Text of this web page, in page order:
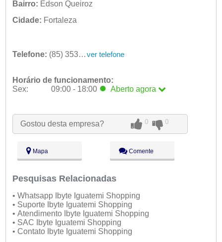
Bairro: Edson Queiroz
Cidade: Fortaleza
Telefone: (85) 3535-7788 ver telefone
Horário de funcionamento:
Sex:
09:00 - 18:00 Aberto agora
Qua:
09:00 - 18:00
Qui:
09:00 - 18:00
Sáb:
Dom:
Fechado
Gostou desta empresa? 0 0
Mapa Comente
Pesquisas Relacionadas
• Whatsapp Ibyte Iguatemi Shopping
• Suporte Ibyte Iguatemi Shopping
• Atendimento Ibyte Iguatemi Shopping
• SAC Ibyte Iguatemi Shopping
• Contato Ibyte Iguatemi Shopping